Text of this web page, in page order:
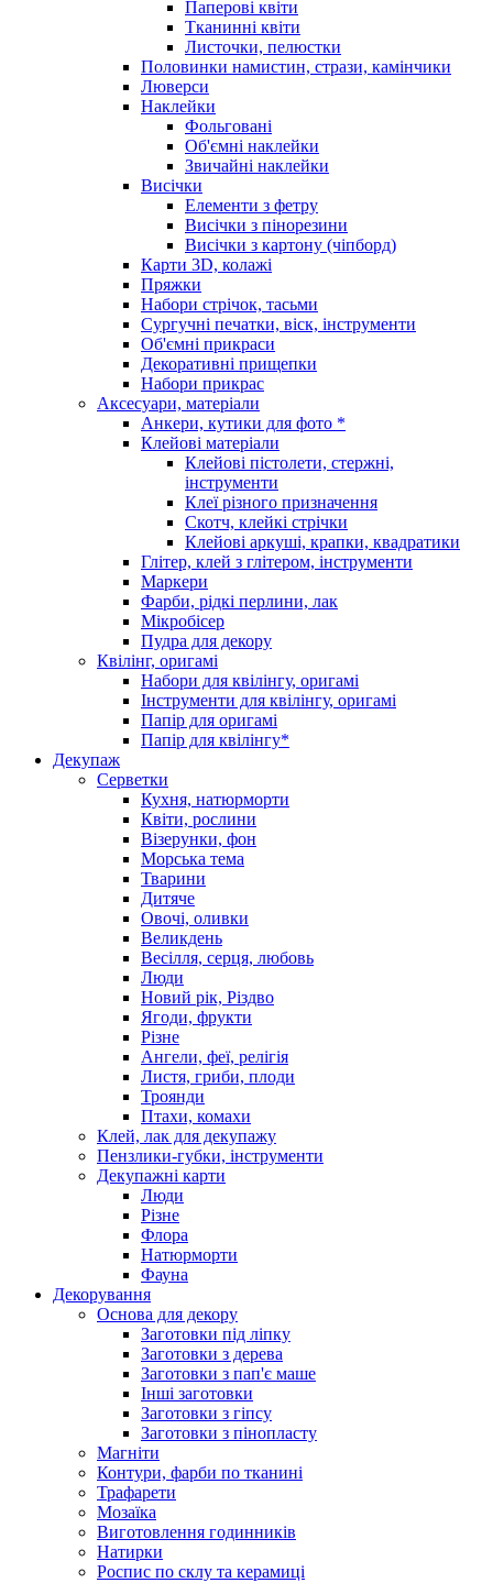
Паперові квіти
Тканинні квіти
Листочки, пелюстки
Половинки намистин, стрази, камінчики
Люверси
Наклейки
Фольговані
Об'ємні наклейки
Звичайні наклейки
Висічки
Елементи з фетру
Висічки з пінорезини
Висічки з картону (чіпборд)
Карти 3D, колажі
Пряжки
Набори стрічок, тасьми
Сургучні печатки, віск, інструменти
Об'ємні прикраси
Декоративні прищепки
Набори прикрас
Аксесуари, матеріали
Анкери, кутики для фото *
Клейові матеріали
Клейові пістолети, стержні,
інструменти
Клеї різного призначення
Скотч, клейкі стрічки
Клейові аркуші, крапки, квадратики
Глітер, клей з глітером, інструменти
Маркери
Фарби, рідкі перлини, лак
Мікробісер
Пудра для декору
Квілінг, оригамі
Набори для квілінгу, оригамі
Інструменти для квілінгу, оригамі
Папір для оригамі
Папір для квілінгу*
Декупаж
Серветки
Кухня, натюрморти
Квіти, рослини
Візерунки, фон
Морська тема
Тварини
Дитяче
Овочі, оливки
Великдень
Весілля, серця, любовь
Люди
Новий рік, Різдво
Ягоди, фрукти
Різне
Ангели, феї, релігія
Листя, гриби, плоди
Троянди
Птахи, комахи
Клей, лак для декупажу
Пензлики-губки, інструменти
Декупажні карти
Люди
Різне
Флора
Натюрморти
Фауна
Декорування
Основа для декору
Заготовки під ліпку
Заготовки з дерева
Заготовки з пап'є маше
Інші заготовки
Заготовки з гіпсу
Заготовки з пінопласту
Магніти
Контури, фарби по тканині
Трафарети
Мозаїка
Виготовлення годинників
Натирки
Роспис по склу та керамиці